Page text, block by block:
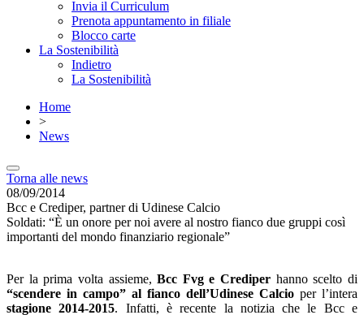
Invia il Curriculum
Prenota appuntamento in filiale
Blocco carte
La Sostenibilità
Indietro
La Sostenibilità
Home
>
News
Torna alle news
08/09/2014
Bcc e Crediper, partner di Udinese Calcio
Soldati: “È un onore per noi avere al nostro fianco due gruppi così
importanti del mondo finanziario regionale”
Per la prima volta assieme,Bcc Fvg e Crediper hanno scelto di
“scendere in campo” al fianco dell’Udinese Calcio per l’intera
stagione 2014-2015. Infatti, è recente la notizia che le Bcc e